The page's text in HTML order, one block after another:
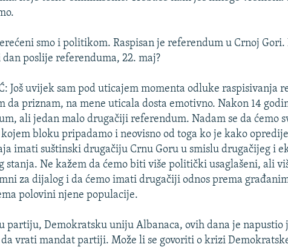
smo i politikom. Raspisan je referendum u Crnoj
dan poslije referenduma, 22. maj?
Još uvijek sam pod uticajem momenta odluke raspisivanja
da priznam, na mene uticala dosta emotivno. Nakon 14
ali jedan malo drugačiji referendum. Nadam se da ćemo
kojem bloku pripadamo i neovisno od toga ko je kako
imati suštinski drugačiju Crnu Goru u smislu drugačijeg i
stanja. Ne kažem da ćemo biti više politički usaglašeni, ali
za dijalog i da ćemo imati drugačiji odnos prema
polovini njene populacije.
partiju, Demokratsku uniju Albanaca, ovih dana je
da vrati mandat partiji. Može li se govoriti o krizi